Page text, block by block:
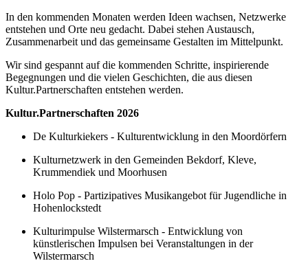
In den kommenden Monaten werden Ideen wachsen, Netzwerke
entstehen und Orte neu gedacht. Dabei stehen Austausch,
Zusammenarbeit und das gemeinsame Gestalten im Mittelpunkt.
Wir sind gespannt auf die kommenden Schritte, inspirierende
Begegnungen und die vielen Geschichten, die aus diesen
Kultur.Partnerschaften entstehen werden.
Kultur.Partnerschaften 2026
De Kulturkiekers - Kulturentwicklung in den Moordörfern
Kulturnetzwerk in den Gemeinden Bekdorf, Kleve,
Krummendiek und Moorhusen
Holo Pop - Partizipatives Musikangebot für Jugendliche in
Hohenlockstedt
Kulturimpulse Wilstermarsch - Entwicklung von
künstlerischen Impulsen bei Veranstaltungen in der
Wilstermarsch